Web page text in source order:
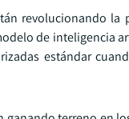
revolucionando
de inteligencia
estándar